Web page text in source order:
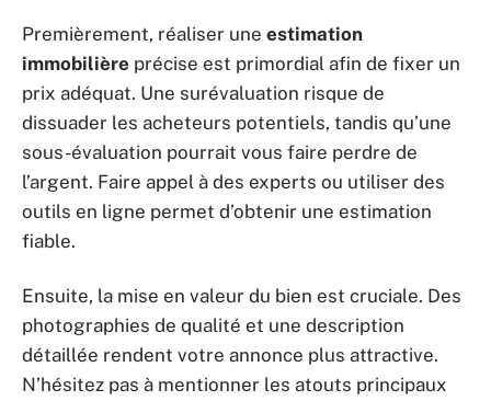
Premièrement, réaliser une estimation
immobilière précise est primordial afin de fixer un
prix adéquat. Une surévaluation risque de
dissuader les acheteurs potentiels, tandis qu’une
sous-évaluation pourrait vous faire perdre de
l’argent. Faire appel à des experts ou utiliser des
outils en ligne permet d’obtenir une estimation
fiable.
Ensuite, la mise en valeur du bien est cruciale. Des
photographies de qualité et une description
détaillée rendent votre annonce plus attractive.
N’hésitez pas à mentionner les atouts principaux